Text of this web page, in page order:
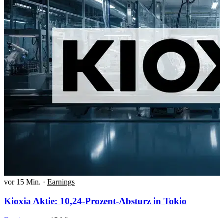
vor 15 Min. · Earnings
Kioxia Aktie: 10,24-Prozent-Absturz in Tokio